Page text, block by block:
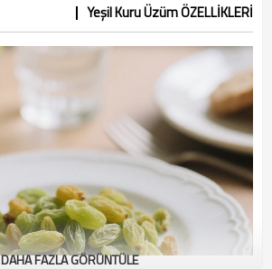
Yeşil Kuru Üzüm ÖZELLİKLERİ
DAHA FAZLA GÖRÜNTÜLE